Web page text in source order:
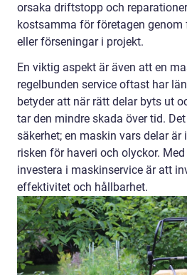
orsaka driftstopp och
kostsamma för företagen
eller förseningar i projekt.
En viktig aspekt är även att en
regelbunden service oftast har
betyder att när rätt delar byts ut
tar den mindre skada över tid.
säkerhet; en maskin vars delar
risken för haveri och olyckor.
investera i maskinservice är att
effektivitet och hållbarhet.